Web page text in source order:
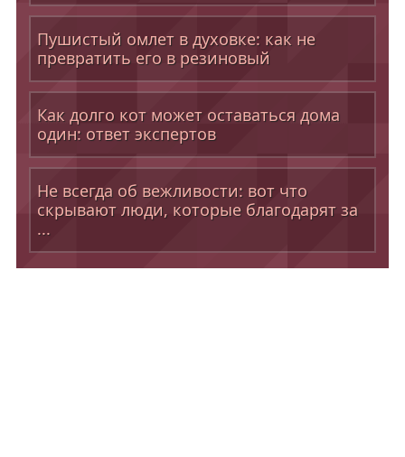
Пушистый омлет в духовке: как не
превратить его в резиновый
Как долго кот может оставаться дома
один: ответ экспертов
Не всегда об вежливости: вот что
скрывают люди, которые благодарят за
...